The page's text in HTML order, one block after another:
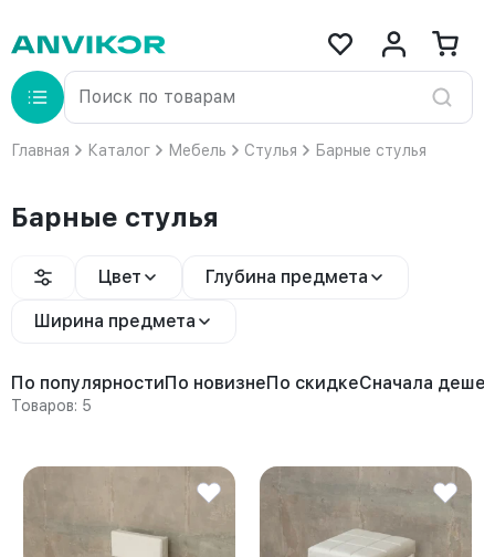
Главная Каталог Мебель Стулья Барные стулья
Барные стулья
Цвет Глубина предмета
Ширина предмета
По популярностиПо новизнеПо скидкеСначала
Товаров: 5